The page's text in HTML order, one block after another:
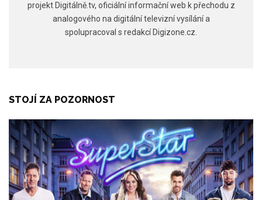
projekt Digitálně.tv, oficiální informační web k přechodu z
analogového na digitální televizní vysílání a
spolupracoval s redakcí Digizone.cz.
STOJÍ ZA POZORNOST